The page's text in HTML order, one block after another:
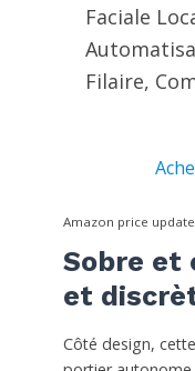
Faciale
Filaire,
Amazon price
Sobre et
et
Côté design,